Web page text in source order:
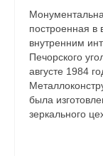
построенная в
внутренним
Печорского
августе 1984
была
зеркального